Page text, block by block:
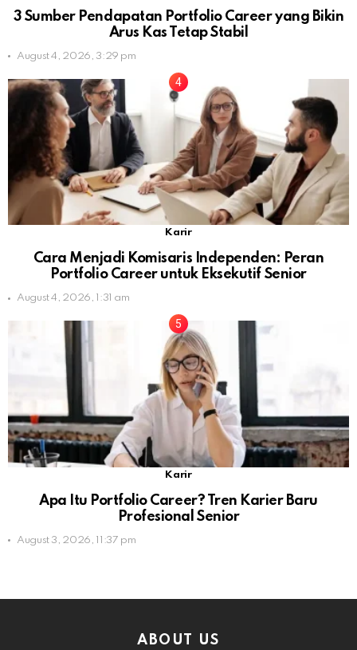
3 Sumber Pendapatan Portfolio Career yang Bikin
Arus Kas Tetap Stabil
August 4, 2026, 3:29 pm
Karir
Cara Menjadi Komisaris Independen: Peran
Portfolio Career untuk Eksekutif Senior
August 4, 2026, 1:31 am
Karir
Apa Itu Portfolio Career? Tren Karier Baru
Profesional Senior
August 3, 2026, 11:37 pm
ABOUT US